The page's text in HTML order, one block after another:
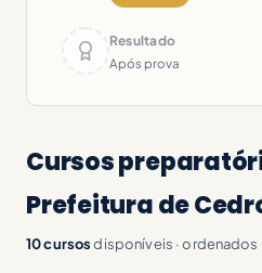
Resultado
Após prova
Cursos
Prefeitura de
10 cursosdisponíveis ·